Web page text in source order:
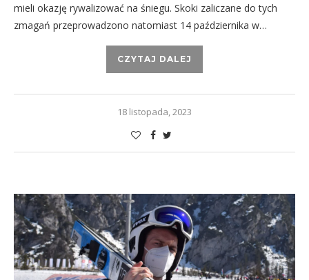
mieli okazję rywalizować na śniegu. Skoki zaliczane do tych
zmagań przeprowadzono natomiast 14 października w…
CZYTAJ DALEJ
18 listopada, 2023